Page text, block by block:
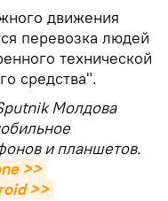
движения
перевозка людей
технической
средства".
Молдова
и планшетов.
>>
>>